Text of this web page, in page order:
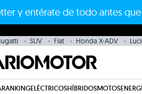
y entérate de todo antes
SUV Fiat Honda X-ADV
RANKINGELÉCTRICOSHÍBRIDOSMOTOS